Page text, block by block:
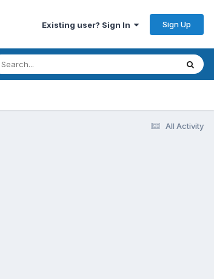
Existing user? Sign In Sign Up
All Activity